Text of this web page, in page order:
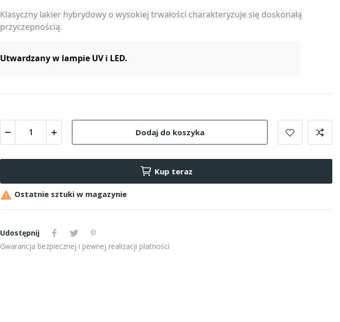
Klasyczny lakier hybrydowy o wysokiej trwałości charakteryzuje się doskonałą
przyczepnością.
Utwardzany w lampie UV i LED.
Dodaj do koszyka
Kup teraz
 Ostatnie sztuki w magazynie
Udostępnij
Gwarancja bezpiecznej i pewnej realizacji płatności